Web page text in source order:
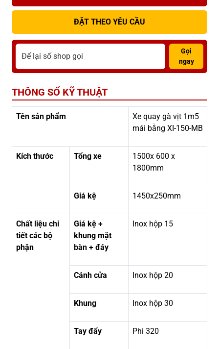
ĐẶT THEO YÊU CẦU
Gọi
ngay
THÔNG SỐ KỸ THUẬT
Tên sản phẩm
Xe quay gà vịt 1m5
mái bằng XI-150-MB
Kích thước Tổng xe
1500x 600 x
1800mm
Giá kệ 1450x250mm
Chất liệu chi
tiết các bộ
phận
Giá kệ +
khung mặt
bàn + đáy
Inox hộp 15
Cánh cửa Inox hộp 20
Khung Inox hộp 30
Tay đẩy Phi 320